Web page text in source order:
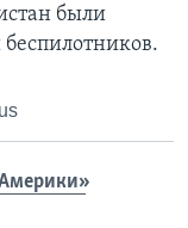
были